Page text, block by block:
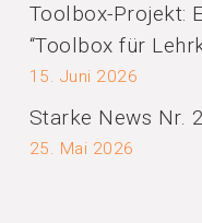
Toolbox-Projekt:
“Toolbox für
15. Juni 2026
Starke News Nr.
25. Mai 2026